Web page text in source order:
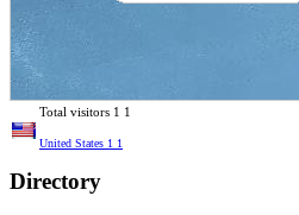
Total visitors 1 1
United States 1 1
Directory